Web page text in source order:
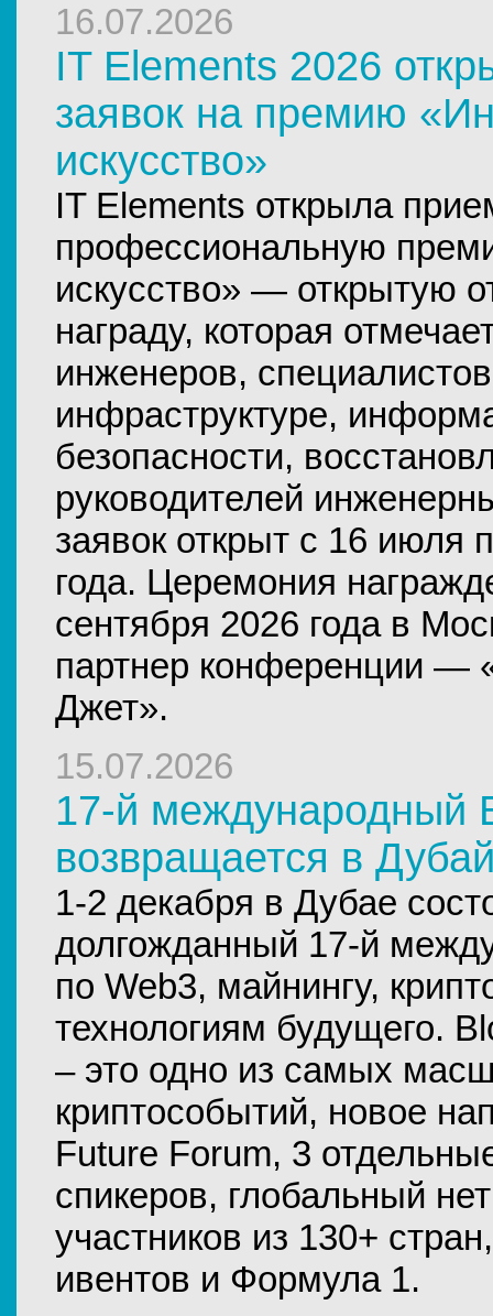
16.07.2026
IT Elements 2026
заявок на премию
искусство»
IT Elements открыла
профессиональную
искусство» — открытую
награду, которая
инженеров,
инфраструктуре,
безопасности,
руководителей
заявок открыт с 16 июля
года. Церемония
сентября 2026 года в
партнер конференции —
Джет».
15.07.2026
17-й международный
возвращается в
1-2 декабря в Дубае
долгожданный 17-й
по Web3, майнингу,
технологиям будущего.
– это одно из самых
криптособытий, новое
Future Forum, 3
спикеров, глобальный
участников из 130+
ивентов и Формула 1.